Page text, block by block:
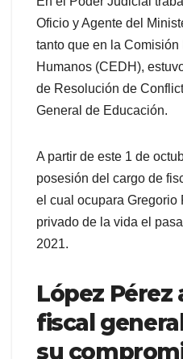
Oficio y Agente del
tanto que en la
Humanos (CEDH),
de Resolución de
General de Educación.
A partir de este 1 de
posesión del cargo de
el cual ocupara Gregorio
privado de la vida el
2021.
López Pérez
fiscal
su